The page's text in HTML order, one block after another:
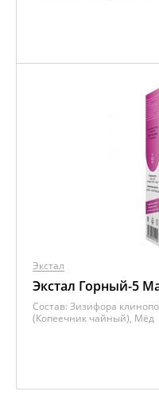
Экстал
Экстал Горный-5
Состав: Зизифора
(Копеечник чайный), Мёд